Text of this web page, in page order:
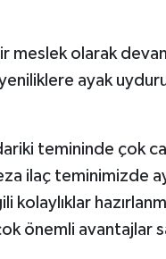
meslek olarak
ayak
temininde çok
ilaç teminimizde
kolaylıklar
önemli avantajlar